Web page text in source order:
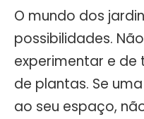
O mundo dos
possibilidades.
experimentar e
de plantas. Se
ao seu espaço,